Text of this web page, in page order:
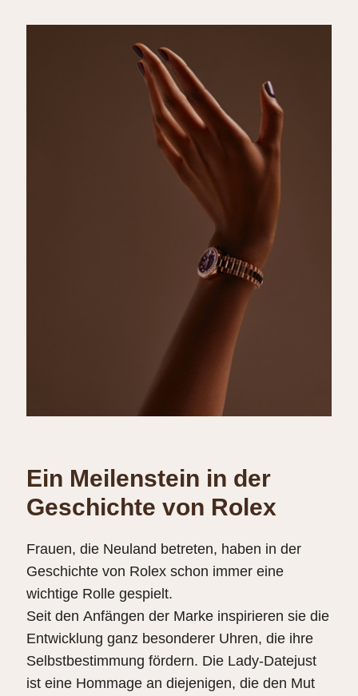
Ein Meilenstein in der
Geschichte von Rolex
Frauen, die Neuland betreten, haben in der
Geschichte von Rolex schon immer eine
wichtige Rolle gespielt.
Seit den Anfängen der Marke inspirieren sie die
Entwicklung ganz besonderer Uhren, die ihre
Selbstbestimmung fördern. Die Lady‑Datejust
ist eine Hommage an diejenigen, die den Mut